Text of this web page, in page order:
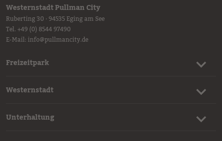
Westernstadt Pullman City
Ruberting 30 · 94535 Eging am See
Tel. +49 (0) 8544 97490
E-Mail:info@pullmancity.de
Freizeitpark
Westernstadt
Unterhaltung